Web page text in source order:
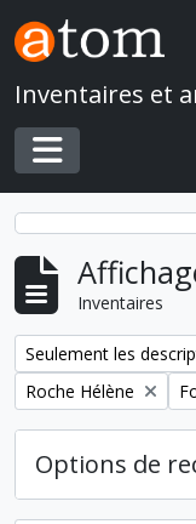
Skip to main content
Inventaires et
Toggle
Inventaires
Remove filter:
Seulement les
Remove filter:
Roche Hélène
Options de